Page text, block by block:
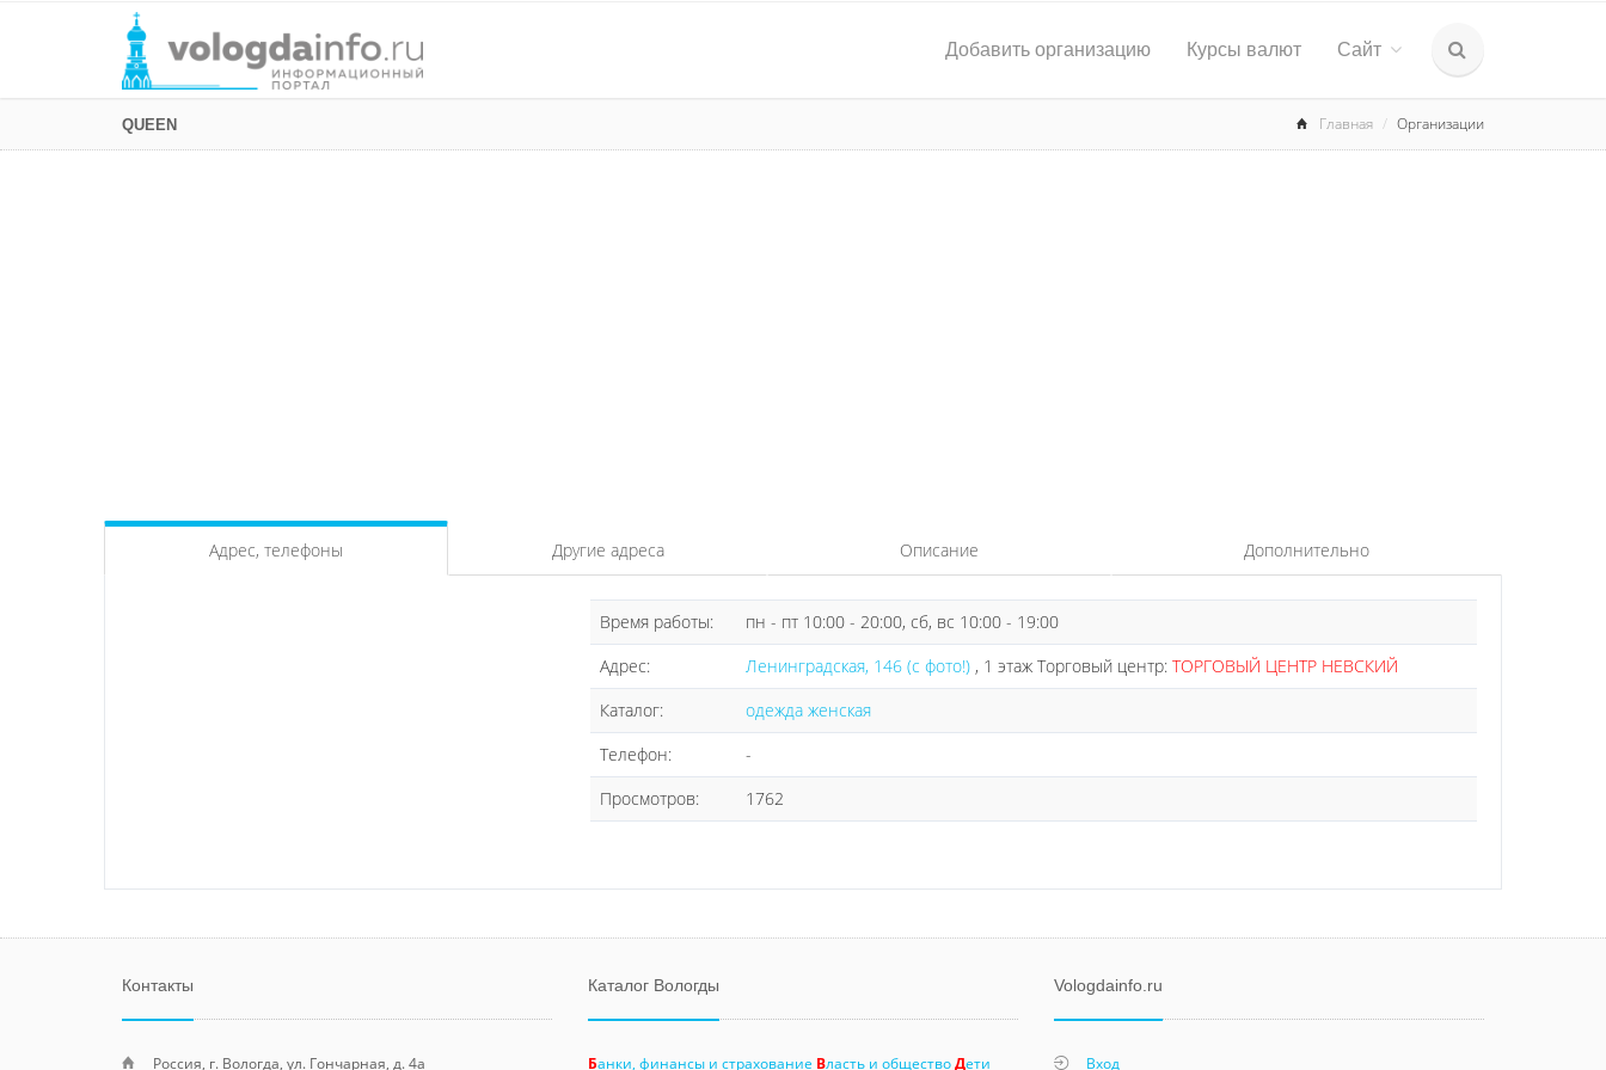
Добавить организацию Курсы валют Сайт
QUEEN Главная Организации
Адрес, телефоны Другие адреса Описание Дополнительно
Время работы:
пн - пт 10:00 - 20:00, сб, вс 10:00 - 19:00
Адрес:
Ленинградская, 146 (с фото!) , 1 этаж Торговый центр: ТОРГОВЫЙ ЦЕНТР НЕВСКИЙ
Каталог:
одежда женская
Телефон:
-
Просмотров:
1762
Контакты
Россия, г. Вологда, ул. Гончарная, д. 4а
Каталог Вологды
Банки, финансы и страхование Власть и обществоДети
Vologdainfo.ru
Вход